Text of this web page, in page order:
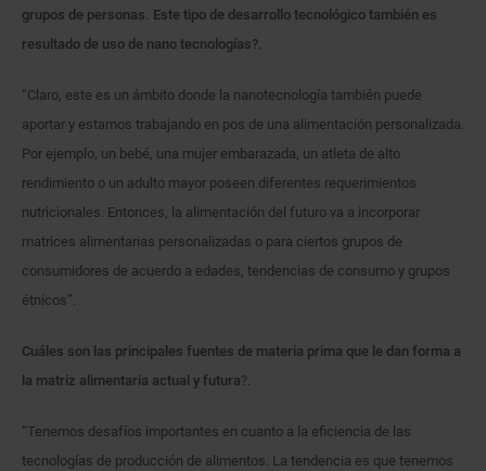
grupos de personas. Este tipo de desarrollo tecnológico también es
resultado de uso de nano tecnologías?.
“Claro, este es un ámbito donde la nanotecnología también puede
aportar y estamos trabajando en pos de una alimentación personalizada.
Por ejemplo, un bebé, una mujer embarazada, un atleta de alto
rendimiento o un adulto mayor poseen diferentes requerimientos
nutricionales. Entonces, la alimentación del futuro va a incorporar
matrices alimentarias personalizadas o para ciertos grupos de
consumidores de acuerdo a edades, tendencias de consumo y grupos
étnicos”.
Cuáles son las principales fuentes de materia prima que le dan forma a
la matriz alimentaria actual y futura?.
“Tenemos desafíos importantes en cuanto a la eficiencia de las
tecnologías de producción de alimentos. La tendencia es que tenemos